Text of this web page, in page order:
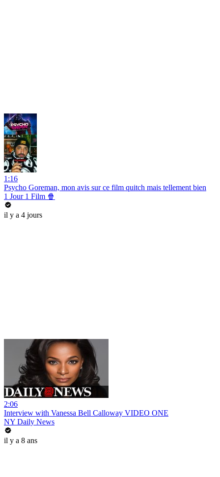
1:16
Psycho Goreman, mon avis sur ce film quitch mais tellement bien
1 Jour 1 Film 🍿
il y a 4 jours
2:06
Interview with Vanessa Bell Calloway VIDEO ONE
NY Daily News
il y a 8 ans